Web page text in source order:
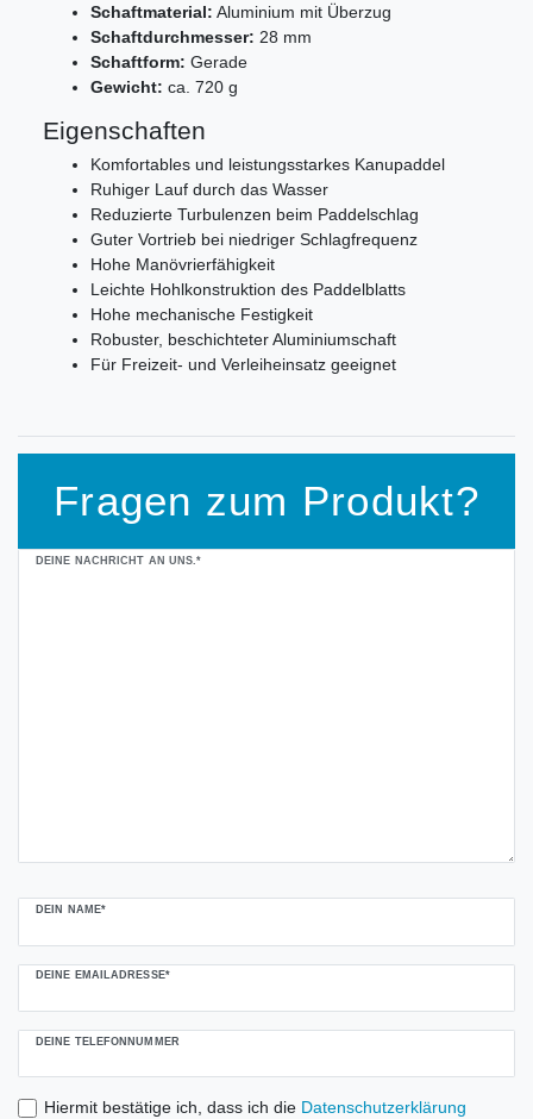
Schaftmaterial: Aluminium mit Überzug
Schaftdurchmesser: 28 mm
Schaftform: Gerade
Gewicht: ca. 720 g
Eigenschaften
Komfortables und leistungsstarkes Kanupaddel
Ruhiger Lauf durch das Wasser
Reduzierte Turbulenzen beim Paddelschlag
Guter Vortrieb bei niedriger Schlagfrequenz
Hohe Manövrierfähigkeit
Leichte Hohlkonstruktion des Paddelblatts
Hohe mechanische Festigkeit
Robuster, beschichteter Aluminiumschaft
Für Freizeit- und Verleiheinsatz geeignet
Fragen zum Produkt?
DEINE NACHRICHT AN UNS.*
DEIN NAME*
DEINE EMAILADRESSE*
DEINE TELEFONNUMMER
Hiermit bestätige ich, dass ich die Daten­schutz­erklärung
Ceres::Template.mailFormHoneypotLabel